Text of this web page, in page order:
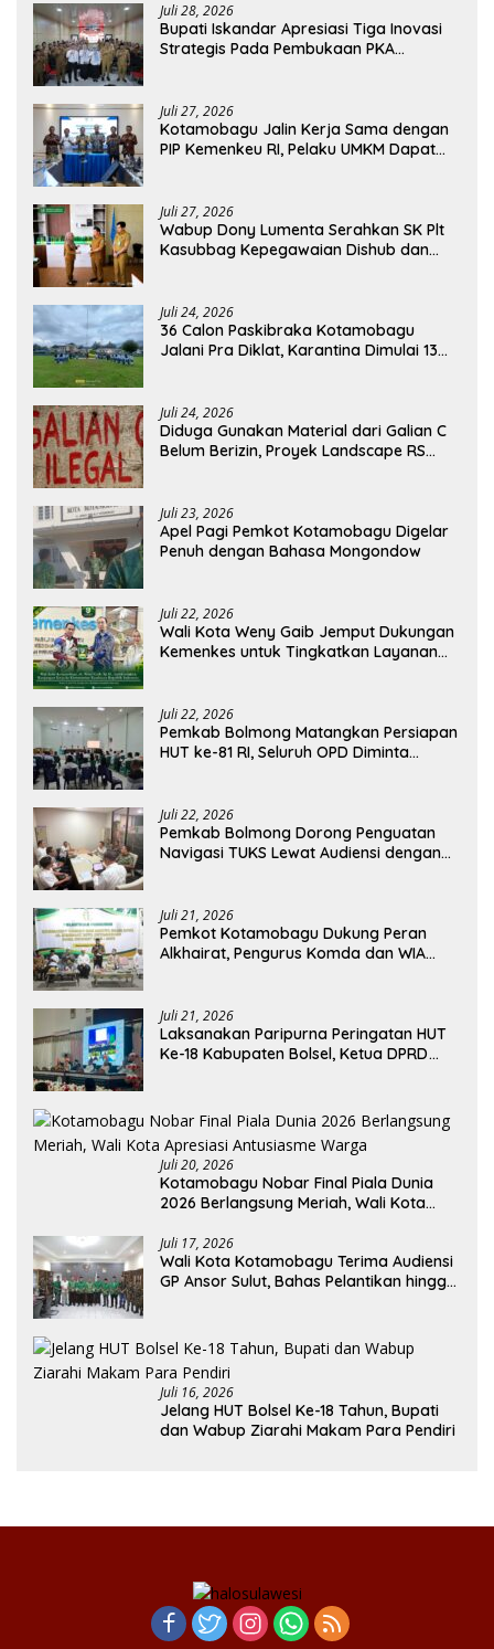
Juli 28, 2026
Bupati Iskandar Apresiasi Tiga Inovasi
Strategis Pada Pembukaan PKA
Juli 27, 2026
Kotamobagu Jalin Kerja Sama dengan
PIP Kemenkeu RI, Pelaku UMKM Dapat
Juli 27, 2026
Wabup Dony Lumenta Serahkan SK Plt
Kasubbag Kepegawaian Dishub dan
Juli 24, 2026
36 Calon Paskibraka Kotamobagu
Jalani Pra Diklat, Karantina Dimulai 13
Juli 24, 2026
Diduga Gunakan Material dari Galian C
Belum Berizin, Proyek Landscape RS
Juli 23, 2026
Apel Pagi Pemkot Kotamobagu Digelar
Penuh dengan Bahasa Mongondow
Juli 22, 2026
Wali Kota Weny Gaib Jemput Dukungan
Kemenkes untuk Tingkatkan Layanan
Juli 22, 2026
Pemkab Bolmong Matangkan Persiapan
HUT ke-81 RI, Seluruh OPD Diminta
Juli 22, 2026
Pemkab Bolmong Dorong Penguatan
Navigasi TUKS Lewat Audiensi dengan
Juli 21, 2026
Pemkot Kotamobagu Dukung Peran
Alkhairat, Pengurus Komda dan WIA
Juli 21, 2026
Laksanakan Paripurna Peringatan HUT
Ke-18 Kabupaten Bolsel, Ketua DPRD
Juli 20, 2026
Kotamobagu Nobar Final Piala Dunia
2026 Berlangsung Meriah, Wali Kota
Juli 17, 2026
Wali Kota Kotamobagu Terima Audiensi
GP Ansor Sulut, Bahas Pelantikan hingga
Juli 16, 2026
Jelang HUT Bolsel Ke-18 Tahun, Bupati
dan Wabup Ziarahi Makam Para Pendiri